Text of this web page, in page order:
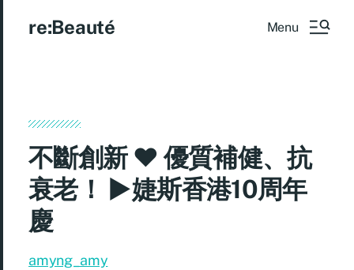
re:Beauté Menu
不斷創新 ♥ 優質補健、抗
衰老！ ►婕斯香港10周年
慶
amyng_amy